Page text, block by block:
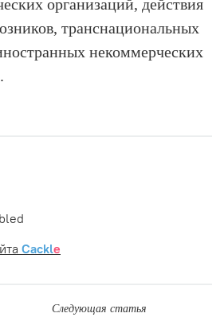
организаций, действия
транснациональных
некоммерческих
Cackle
Следующая статья